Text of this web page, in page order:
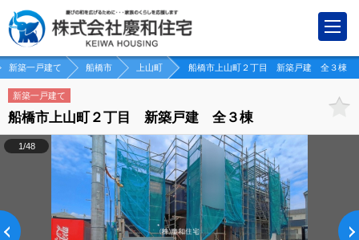
新築一戸建て 船橋市 上山町 船橋市上山町２丁目 新築戸建 全３棟
新築一戸建て
船橋市上山町２丁目 新築戸建 全３棟
1/48